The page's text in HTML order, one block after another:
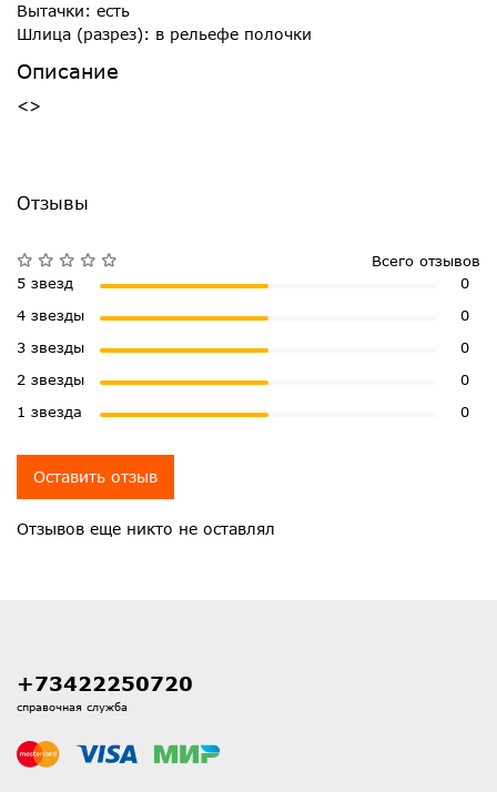
Вытачки: есть
Шлица (разрез): в рельефе полочки
Описание
<>
Отзывы
Отзывов еще никто не оставлял
Всего отзывов
5 звезд
0
4 звезды
0
3 звезды
0
2 звезды
0
1 звезда
0
Оставить отзыв
+73422250720
справочная служба